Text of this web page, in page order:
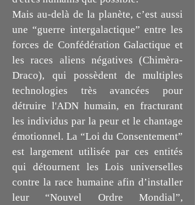
Mais au-delà de la planète, c’est aussi
une “guerre intergalactique” entre les
forces de Confédération Galactique et
les races aliens négatives (Chimèra-
Draco), qui possèdent de multiples
technologies très avancées pour
détruire l'ADN humain, en fracturant
les individus par la peur et le chantage
émotionnel. La “Loi du Consentement”
est largement utilisée par ces entités
qui détournent les Lois universelles
contre la race humaine afin d’installer
leur “Nouvel Ordre Mondial”,